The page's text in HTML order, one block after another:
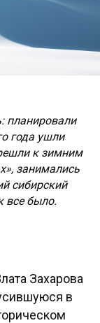
планировали
года ушли
к зимним
занимались
сибирский
все было.
Захарова
в